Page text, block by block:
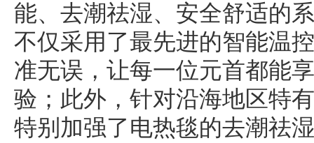
能、去潮祛湿、安全舒适的
不仅采用了最先进的智能温
准无误，让每一位元首都能
验；此外，针对沿海地区特
特别加强了电热毯的去潮祛